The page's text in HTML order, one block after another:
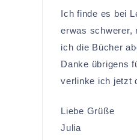
Ich finde es bei
erwas schwerer,
ich die Bücher
Danke übrigens
verlinke ich jetzt
Liebe Grüße
Julia